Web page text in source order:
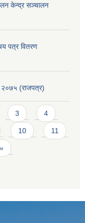
केन्द्र सञ्चालन
पत्र वितरण
२०७५ (राजपत्र)
3 4
10 11